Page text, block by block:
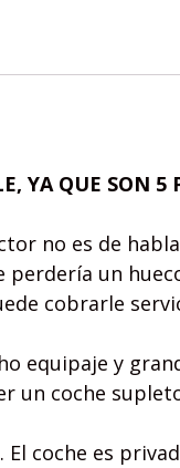
YA QUE SON 5
no es de
un
cobrarle
equipaje y
un coche
coche es